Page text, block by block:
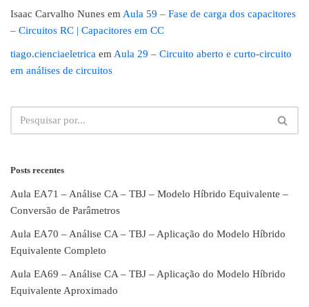
Isaac Carvalho Nunes em Aula 59 – Fase de carga dos capacitores
– Circuitos RC | Capacitores em CC
tiago.cienciaeletrica em Aula 29 – Circuito aberto e curto-circuito
em análises de circuitos
Posts recentes
Aula EA71 – Análise CA – TBJ – Modelo Híbrido Equivalente –
Conversão de Parâmetros
Aula EA70 – Análise CA – TBJ – Aplicação do Modelo Híbrido
Equivalente Completo
Aula EA69 – Análise CA – TBJ – Aplicação do Modelo Híbrido
Equivalente Aproximado